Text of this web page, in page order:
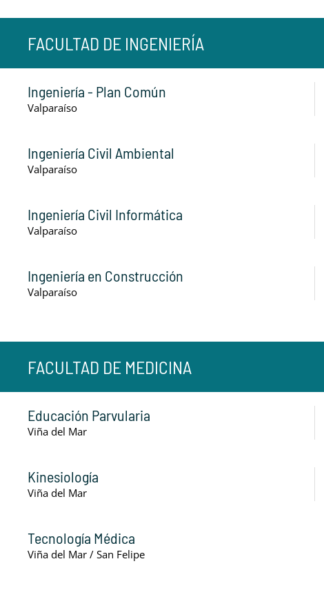
FACULTAD DE INGENIERÍA
Ingeniería - Plan Común
Valparaíso
Ingeniería Civil Ambiental
Valparaíso
Ingeniería Civil Informática
Valparaíso
Ingeniería en Construcción
Valparaíso
FACULTAD DE MEDICINA
Educación Parvularia
Viña del Mar
Kinesiología
Viña del Mar
Tecnología Médica
Viña del Mar / San Felipe